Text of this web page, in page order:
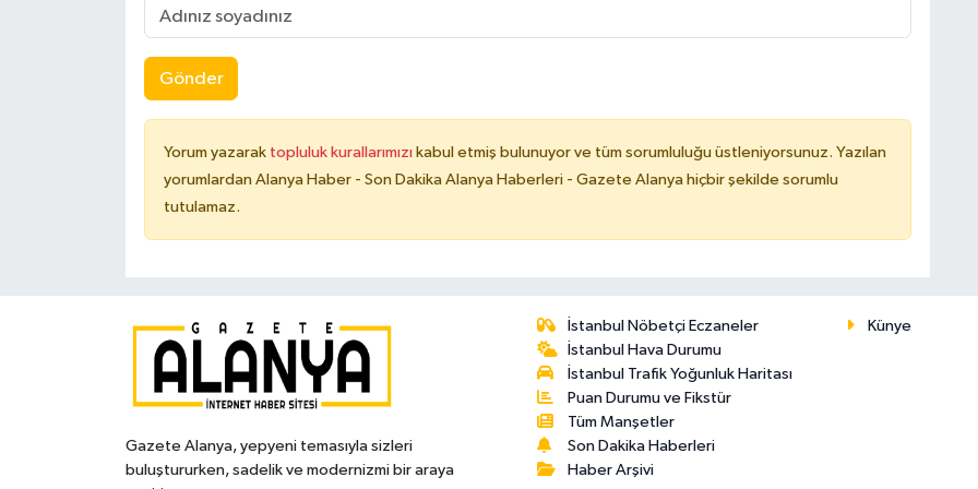
Gönder
Yorum yazarak topluluk kurallarımızı kabul etmiş bulunuyor ve tüm sorumluluğu üstleniyorsunuz. Yazılan
yorumlardan Alanya Haber - Son Dakika Alanya Haberleri - Gazete Alanya hiçbir şekilde sorumlu
tutulamaz.
Gazete Alanya, yepyeni temasıyla sizleri
buluştururken, sadelik ve modernizmi bir araya
İstanbul Nöbetçi Eczaneler
İstanbul Hava Durumu
İstanbul Trafik Yoğunluk Haritası
Puan Durumu ve Fikstür
Tüm Manşetler
Son Dakika Haberleri
Haber Arşivi
Künye